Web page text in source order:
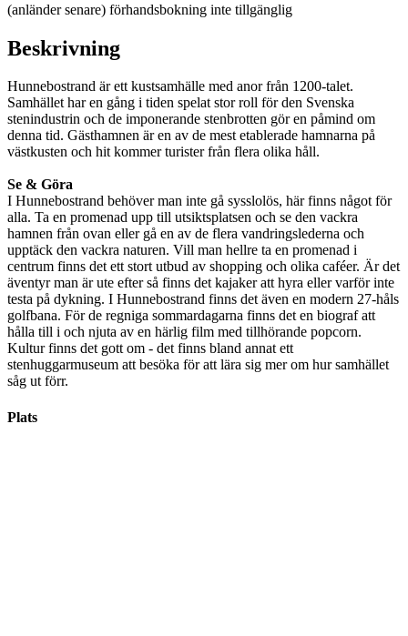
(anländer senare) förhandsbokning inte tillgänglig
Beskrivning
Hunnebostrand är ett kustsamhälle med anor från 1200-talet.
Samhället har en gång i tiden spelat stor roll för den Svenska
stenindustrin och de imponerande stenbrotten gör en påmind om
denna tid. Gästhamnen är en av de mest etablerade hamnarna på
västkusten och hit kommer turister från flera olika håll.
Se & Göra
I Hunnebostrand behöver man inte gå sysslolös, här finns något för
alla. Ta en promenad upp till utsiktsplatsen och se den vackra
hamnen från ovan eller gå en av de flera vandringslederna och
upptäck den vackra naturen. Vill man hellre ta en promenad i
centrum finns det ett stort utbud av shopping och olika caféer. Är det
äventyr man är ute efter så finns det kajaker att hyra eller varför inte
testa på dykning. I Hunnebostrand finns det även en modern 27-håls
golfbana. För de regniga sommardagarna finns det en biograf att
hålla till i och njuta av en härlig film med tillhörande popcorn.
Kultur finns det gott om - det finns bland annat ett
stenhuggarmuseum att besöka för att lära sig mer om hur samhället
såg ut förr.
Plats